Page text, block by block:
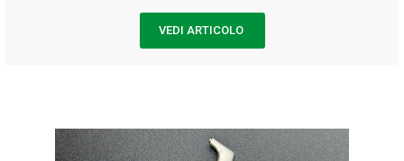
VEDI ARTICOLO